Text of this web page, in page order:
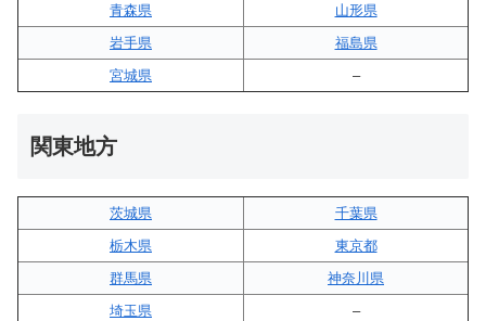
青森県
山形県
岩手県
福島県
宮城県
–
関東地方
茨城県
千葉県
栃木県
東京都
群馬県
神奈川県
埼玉県
–